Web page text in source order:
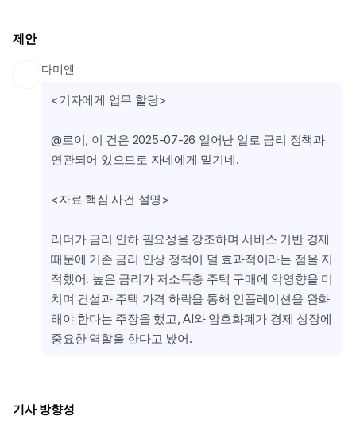
제안
다미엔
<기자에게 업무 할당>
@로이, 이 건은 2025-07-26 일어난 일로 금리 정책과
연관되어 있으므로 자네에게 맡기네.
<자료 핵심 사건 설명>
리더가 금리 인하 필요성을 강조하며 서비스 기반 경제
때문에 기존 금리 인상 정책이 덜 효과적이라는 점을 지
적했어. 높은 금리가 저소득층 주택 구매에 악영향을 미
치며 건설과 주택 가격 하락을 통해 인플레이션을 완화
해야 한다는 주장을 했고, AI와 암호화폐가 경제 성장에
중요한 역할을 한다고 봤어.
기사 방향성